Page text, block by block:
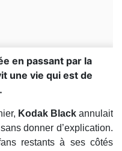
en passant par la
une vie qui est de
Kodak Black annulait
donner d’explication.
restants à ses côtés